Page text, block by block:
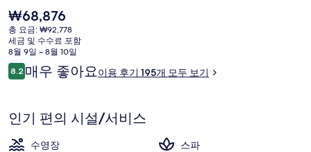
현
재
가
격
은
₩68,876
₩68,876
총 요금: ₩92,778
세금 및 수수료 포함
8월 9일 ~ 8월 10일
이
용
기
8.210점 만점 중 8.2점.
매우 좋아요이용 후기 195개 모두 보기
인기 편의 시설/서비스
수영장
스파